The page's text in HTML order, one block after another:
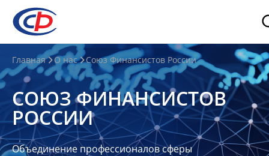
О
нас
О
СФР
Совет
Союза
Главная О нас Союз Финансистов России
СОЮЗ ФИНАНСИСТОВ
РОССИИ
Объединение профессионалов сферы